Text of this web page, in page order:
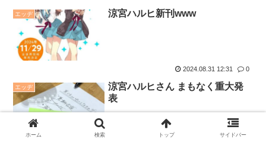
エッヂ 涼宮ハルヒ新刊www
2024.08.31 12:31 0
エッヂ
涼宮ハルヒさん まもなく重大発
表
ホーム 検索 トップ サイドバー